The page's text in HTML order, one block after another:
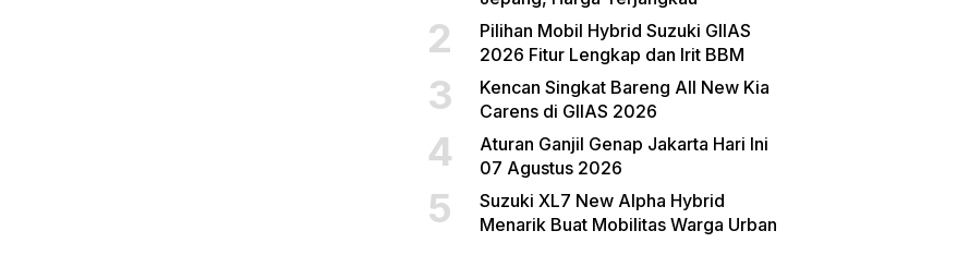
2
Pilihan Mobil Hybrid Suzuki GIIAS
2026 Fitur Lengkap dan Irit BBM
3
Kencan Singkat Bareng All New Kia
Carens di GIIAS 2026
4
Aturan Ganjil Genap Jakarta Hari Ini
07 Agustus 2026
5
Suzuki XL7 New Alpha Hybrid
Menarik Buat Mobilitas Warga Urban